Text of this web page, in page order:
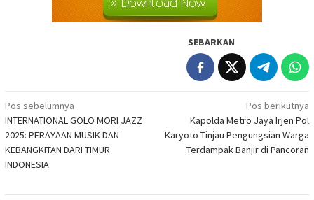
SEBARKAN
Navigasi
pos
Pos sebelumnya
INTERNATIONAL GOLO MORI JAZZ
2025: PERAYAAN MUSIK DAN
KEBANGKITAN DARI TIMUR
INDONESIA
Pos berikutnya
Kapolda Metro Jaya Irjen Pol
Karyoto Tinjau Pengungsian Warga
Terdampak Banjir di Pancoran